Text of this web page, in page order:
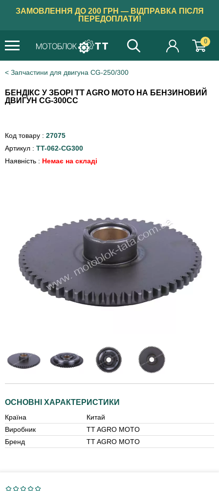
ЗАМОВЛЕННЯ ДО 200 ГРН — ВІДПРАВКА ПІСЛЯ
ПЕРЕДОПЛАТИ!
0
Запчастини для двигуна CG-250/300
БЕНДІКС У ЗБОРІ TT AGRO MOTO НА БЕНЗИНОВИЙ
ДВИГУН CG-300CC
Код товару : 27075
Артикул : TT-062-CG300
Наявність : Немає на складі
ОСНОВНІ ХАРАКТЕРИСТИКИ
Країна
Китай
Виробник
TT AGRO MOTO
Бренд
TT AGRO MOTO